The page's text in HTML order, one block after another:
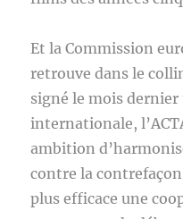
Et la Commission
retrouve dans le
signé le mois
internationale,
ambition
contre la
plus efficace une